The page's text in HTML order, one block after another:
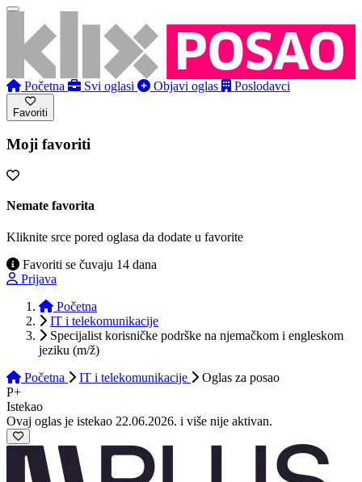
Početna Svi oglasi Objavi oglas Poslodavci
Favoriti
Moji favoriti
Nemate favorita
Kliknite srce pored oglasa da dodate u favorite
Favoriti se čuvaju 14 dana
Prijava
Početna
IT i telekomunikacije
Specijalist korisničke podrške na njemačkom i engleskom
jeziku (m/ž)
Početna
IT i telekomunikacije Oglas za posao
P+
Istekao
Ovaj oglas je istekao 22.06.2026. i više nije aktivan.